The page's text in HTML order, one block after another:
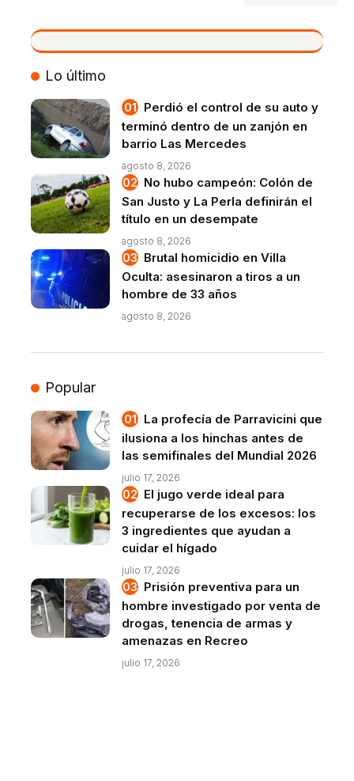
VIVO
Lo último
Perdió el control de su auto y
terminó dentro de un zanjón en
barrio Las Mercedes
agosto 8, 2026
No hubo campeón: Colón de
San Justo y La Perla definirán el
título en un desempate
agosto 8, 2026
Brutal homicidio en Villa
Oculta: asesinaron a tiros a un
hombre de 33 años
agosto 8, 2026
Popular
La profecía de Parravicini que
ilusiona a los hinchas antes de
las semifinales del Mundial 2026
julio 17, 2026
El jugo verde ideal para
recuperarse de los excesos: los
3 ingredientes que ayudan a
cuidar el hígado
julio 17, 2026
Prisión preventiva para un
hombre investigado por venta de
drogas, tenencia de armas y
amenazas en Recreo
julio 17, 2026